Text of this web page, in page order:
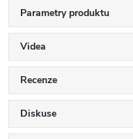
Parametry produktu
Videa
Recenze
Diskuse